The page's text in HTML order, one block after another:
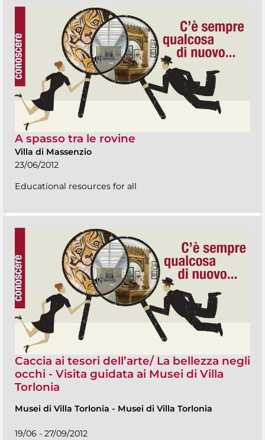
A spasso tra le rovine
Villa di Massenzio
23/06/2012
Educational resources for all
Caccia ai tesori dell’arte/ La bellezza negli
occhi - Visita guidata ai Musei di Villa
Torlonia
Musei di Villa Torlonia - Musei di Villa Torlonia
19/06 - 27/09/2012